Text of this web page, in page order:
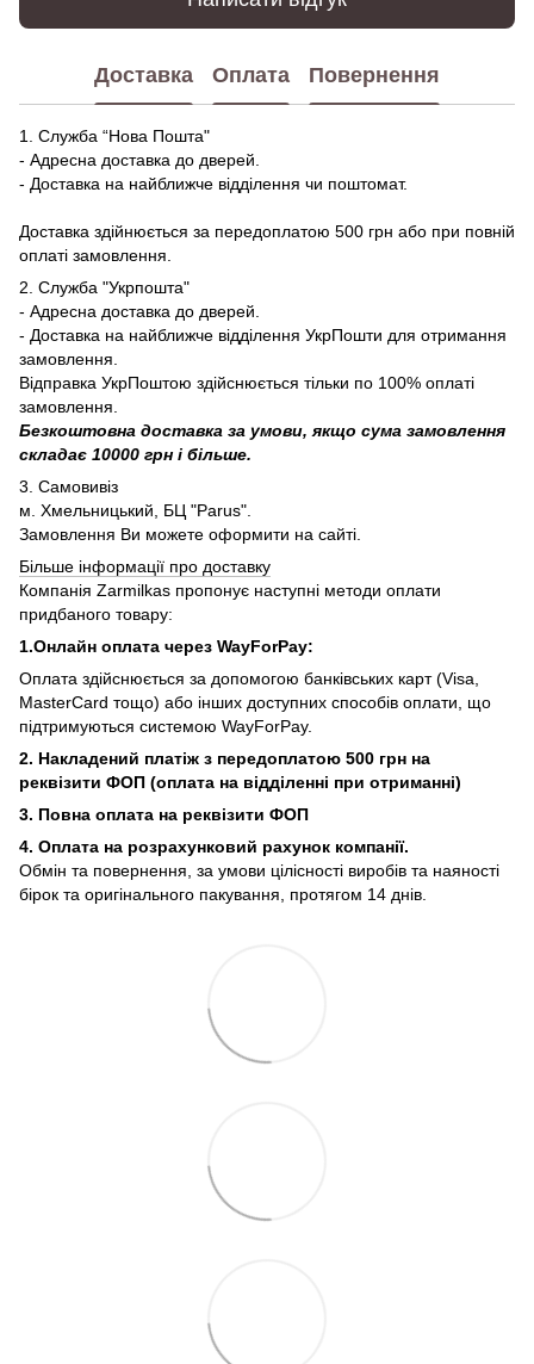
Доставка Оплата Повернення
1. Служба “Нова Пошта"
- Адресна доставка до дверей.
- Доставка на найближче відділення чи поштомат.
Доставка здійнюється за передоплатою 500 грн або при повній
оплаті замовлення.
2. Служба "Укрпошта"
- Адресна доставка до дверей.
- Доставка на найближче відділення УкрПошти для отримання
замовлення.
Відправка УкрПоштою здійснюється тільки по 100% оплаті
замовлення.
Безкоштовна доставка за умови, якщо сума замовлення
складає 10000 грн і більше.
3. Самовивіз
м. Хмельницький, БЦ "Parus".
Замовлення Ви можете оформити на сайті.
Більше інформації про доставку
Компанія Zarmilkas пропонує наступні методи оплати
придбаного товару:
1.Онлайн оплата через WayForPay:
Оплата здійснюється за допомогою банківських карт (Visa,
MasterCard тощо) або інших доступних способів оплати, що
підтримуються системою WayForPay.
2. Накладений платіж з передоплатою 500 грн на
реквізити ФОП (оплата на відділенні при отриманні)
3. Повна оплата на реквізити ФОП
4. Оплата на розрахунковий рахунок компанії.
Обмін та повернення, за умови цілісності виробів та наяності
бірок та оригінального пакування, протягом 14 днів.